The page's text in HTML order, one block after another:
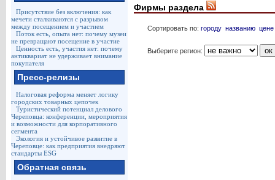
Присутствие без включения: как
мечети сталкиваются с разрывом
между посещением и участием
Поток есть, опыта нет: почему музеи
не превращают посещение в участие
Ценность есть, участия нет: почему
антиквариат не удерживает внимание
покупателя
Пресс-релизы
Налоговая реформа меняет логику
городских товарных цепочек
Туристический потенциал делового
Череповца: конференции, мероприятия
и возможности для корпоративного
сегмента
Экология и устойчивое развитие в
Череповце: как предприятия внедряют
стандарты ESG
Обратная связь
Фирмы раздела
Сортировать по: городу названию цене
Выберите регион: